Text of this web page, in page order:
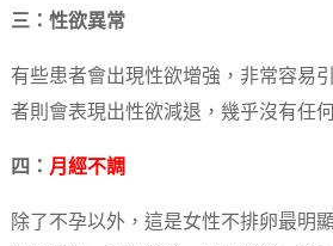
三：性欲異常
有些患者會出現性欲增強，非常容易
者則會表現出性欲減退，幾乎沒有任
四： 月經不調
除了不孕以外，這是女性不排卵最明